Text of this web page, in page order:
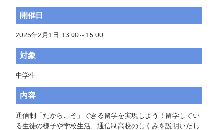
開催日
2025年2月1日 13:00～15:00
対象
中学生
内容
通信制「だからこそ」できる留学を実現しよう！留学してい
る生徒の様子や学校生活、通信制高校のしくみを説明いたし